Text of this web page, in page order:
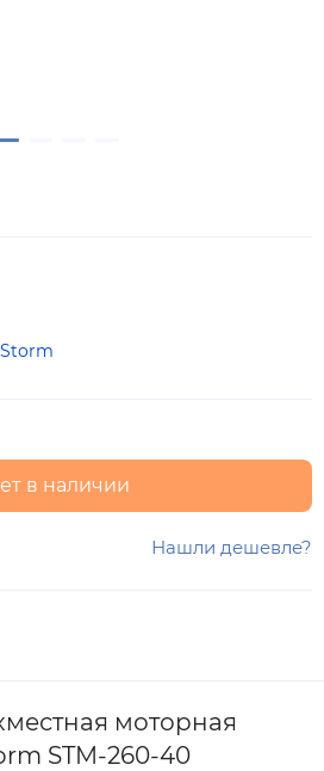
в наличии
Нашли дешевле?
моторная
STM-260-40